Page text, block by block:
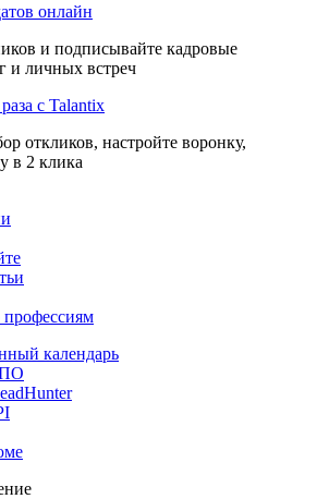
онлайн
и подписывайте кадровые
и личных встреч
с Talantix
откликов, настройте воронку,
в 2 клика
календарь
ПО